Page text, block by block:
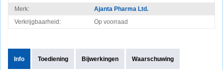
Merk:
Ajanta Pharma Ltd.
Verkrijgbaarheid:
Op voorraad
Info Toediening Bijwerkingen Waarschuwing